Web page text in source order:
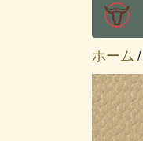
ホーム /